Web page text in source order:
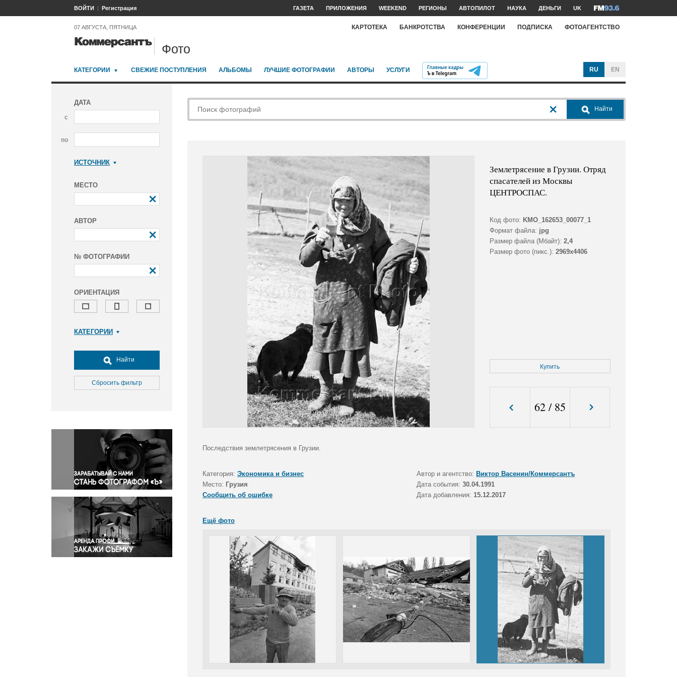
ВОЙТИ Регистрация ГАЗЕТА ПРИЛОЖЕНИЯ WEEKEND РЕГИОНЫ АВТОПИЛОТ НАУКА ДЕНЬГИ UK
07 АВГУСТА, ПЯТНИЦА КАРТОТЕКА БАНКРОТСТВА КОНФЕРЕНЦИИ ПОДПИСКА ФОТОАГЕНТСТВО
Фото
КАТЕГОРИИ СВЕЖИЕ ПОСТУПЛЕНИЯ АЛЬБОМЫ ЛУЧШИЕ ФОТОГРАФИИ АВТОРЫ УСЛУГИ RU EN
ДАТА
с
по
ИСТОЧНИК
МЕСТО
АВТОР
№ ФОТОГРАФИИ
ОРИЕНТАЦИЯ
КАТЕГОРИИ
Досуг, туризм и отдых
Культура
Медицина
Окружающая среда
Политика
Правосудие
Происшествия и конфликты
Религия
Светская жизнь
Спорт
Экология
Экономика и бизнес
Найти
Сбросить фильтр
Найти
Землетрясение в Грузии. Отряд
спасателей из Москвы
ЦЕНТРОСПАС.
Код фото: KMO_162653_00077_1
Формат файла: jpg
Размер файла (Мбайт): 2,4
Размер фото (пикс.): 2969x4406
Купить
62/ 85
Последствия землетрясения в Грузии.
Категория: Экономика и бизнес Автор и агентство: Виктор Васенин/Коммерсантъ
Место: Грузия Дата события: 30.04.1991
Сообщить об ошибке
Дата добавления: 15.12.2017
Ещё фото